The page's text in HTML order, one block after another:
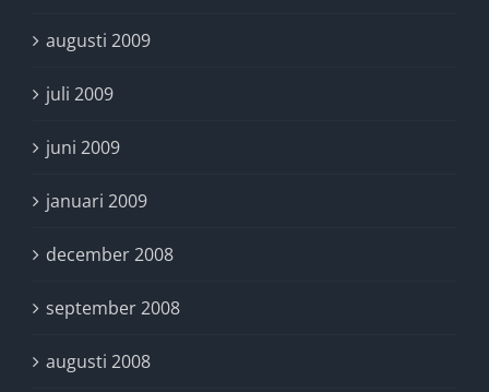
augusti 2009
juli 2009
juni 2009
januari 2009
december 2008
september 2008
augusti 2008